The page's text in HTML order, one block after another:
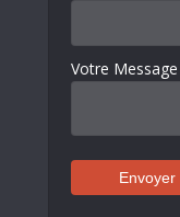
Votre Message